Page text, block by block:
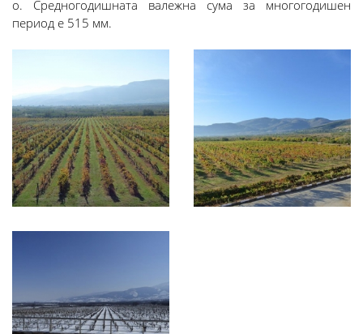
о. Средногодишната валежна сума за многогодишен
период е 515 мм.